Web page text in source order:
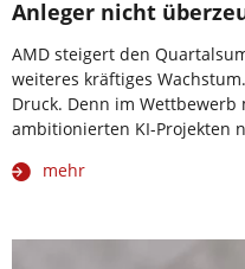
Anleger nicht
AMD steigert den
weiteres kräftiges
Druck. Denn im
ambitionierten KI-Projekten
mehr